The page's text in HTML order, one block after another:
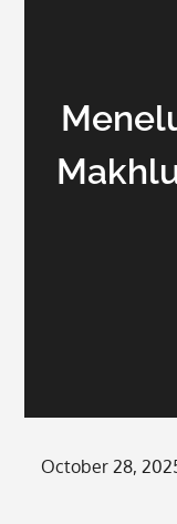
Posted
October 28,